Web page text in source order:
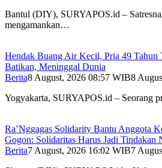
Bantul (DIY), SURYAPOS.id –
mengamankan…
Hendak Buang Air Kecil, Pria 49 Tahun
Batikan, Meninggal Dunia
Berita8 August, 2026 08:57 WIB8
Yogyakarta, SURYAPOS.id – Seorang
Ra’Nggagas Solidarity Bantu Anggota
Gogon: Solidaritas Harus Jadi Tindakan
Berita7 August, 2026 16:02 WIB7